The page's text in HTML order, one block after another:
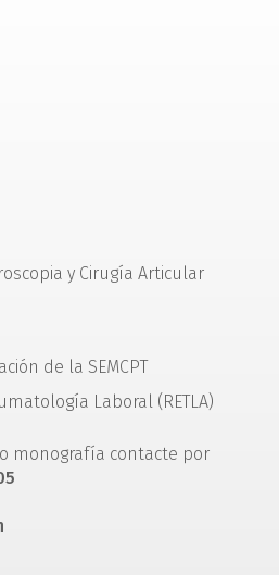
y Cirugía Articular
de la SEMCPT
Laboral (RETLA)
monografía contacte por